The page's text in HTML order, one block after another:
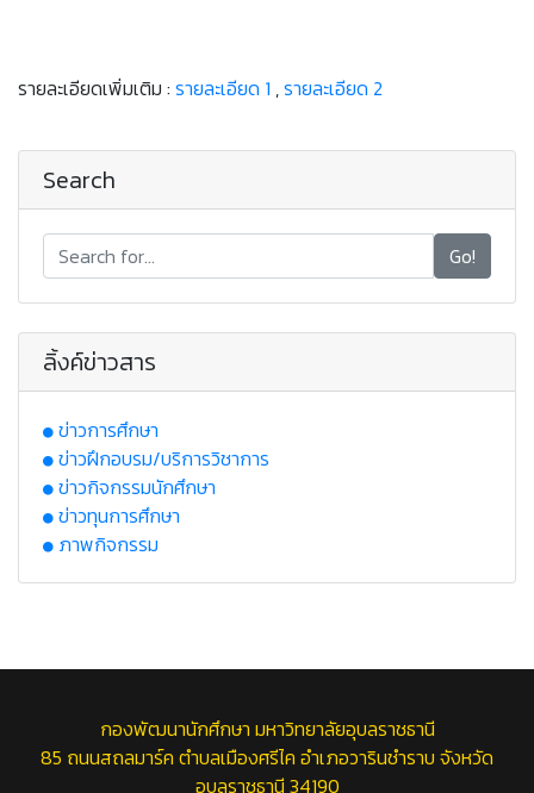
รายละเอียดเพิ่มเติม : รายละเอียด 1 ,รายละเอียด 2
Search
Go!
ลิ้งค์ข่าวสาร
ข่าวการศึกษา
ข่าวฝึกอบรม/บริการวิชาการ
ข่าวกิจกรรมนักศึกษา
ข่าวทุนการศึกษา
ภาพกิจกรรม
กองพัฒนานักศึกษา มหาวิทยาลัยอุบลราชธานี
85 ถนนสถลมาร์ค ตำบลเมืองศรีไค อำเภอวารินชำราบ จังหวัด
อุบลราชธานี 34190